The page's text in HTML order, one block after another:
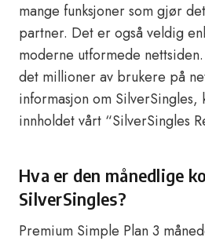
mange funksjoner som gjør
partner. Det er også veldig
moderne utformede
det millioner av brukere på
informasjon om SilverSingles,
innholdet vårt “SilverSingles
Hva er den månedlige
SilverSingles?
Premium Simple Plan 3